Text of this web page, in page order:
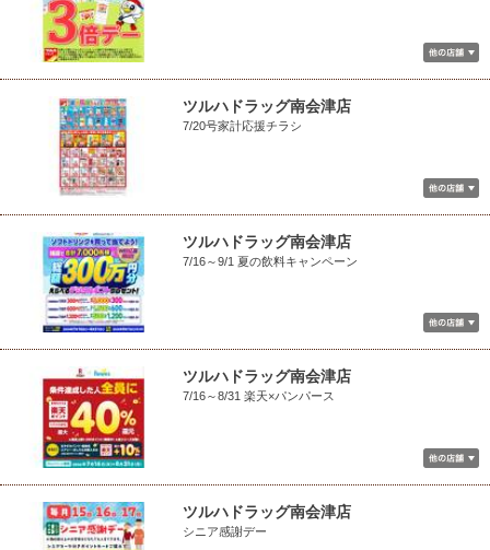
ツルハドラッグ南会津店
7/20号家計応援チラシ
ツルハドラッグ南会津店
7/16～9/1 夏の飲料キャンペーン
ツルハドラッグ南会津店
7/16～8/31 楽天×パンパース
ツルハドラッグ南会津店
シニア感謝デー